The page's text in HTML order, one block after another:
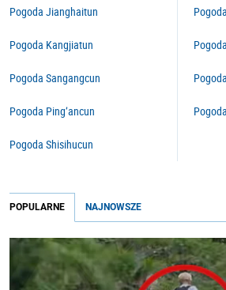
Pogoda Jianghaitun
Pogoda Kangjiatun
Pogoda Sangangcun
Pogoda Ping’ancun
Pogoda Shisihucun
POPULARNE NAJNOWSZE